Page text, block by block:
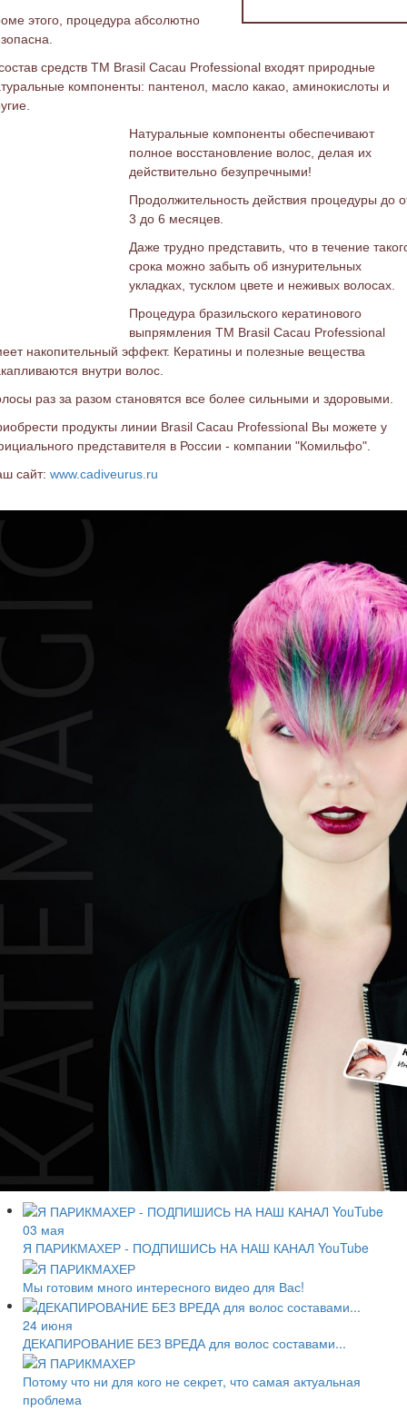
этого, процедура абсолютно
средств ТМ Brasil Cacau Professional входят природные
компоненты: пантенол, масло какао, аминокислоты и
Натуральные компоненты обеспечивают
полное восстановление волос, делая их
действительно безупречными!
Продолжительность действия процедуры до
3 до 6 месяцев.
Даже трудно представить, что в течение
срока можно забыть об изнурительных
укладках, тусклом цвете и неживых волосах.
Процедура бразильского кератинового
выпрямления ТМ Brasil Cacau Professional
накопительный эффект. Кератины и полезные вещества
внутри волос.
раз за разом становятся все более сильными и здоровыми.
продукты линии Brasil Cacau Professional Вы можете у
представителя в России - компании "Комильфо".
сайт: www.cadiveurus.ru
03 мая
Я ПАРИКМАХЕР - ПОДПИШИСЬ НА НАШ КАНАЛ YouTube
Мы готовим много интересного видео для Вас!
24 июня
ДЕКАПИРОВАНИЕ БЕЗ ВРЕДА для волос составами...
Потому что ни для кого не секрет, что самая актуальная
проблема